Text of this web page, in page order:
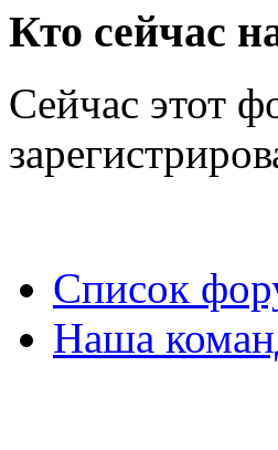
Кто сейчас
Сейчас этот
Список
Наша